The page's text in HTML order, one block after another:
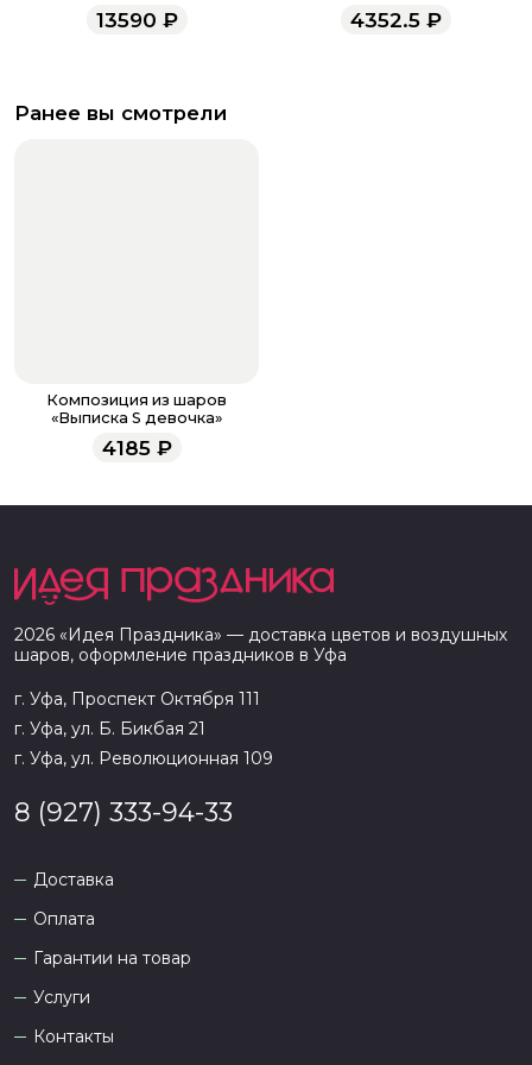
13590 ₽ 4352.5₽
Ранее вы смотрели
Композиция из шаров
«Выписка S девочка»
4185₽
2026 «Идея Праздника» — доставка цветов и воздушных
шаров, оформление праздников в Уфа
г. Уфа, Проспект Октября 111
г. Уфа, ул. Б. Бикбая 21
г. Уфа, ул. Революционная 109
8 (927) 333-94-33
Доставка
Оплата
Гарантии на товар
Услуги
Контакты